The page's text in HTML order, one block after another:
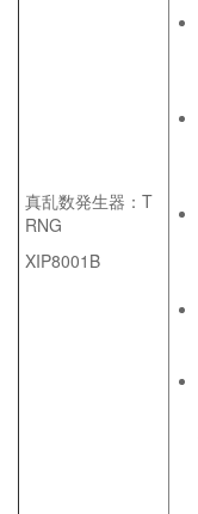
真乱数発生器：T
RNG
XIP8001B